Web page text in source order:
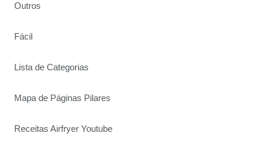
Outros
Fácil
Lista de Categorias
Mapa de Páginas Pilares
Receitas Airfryer Youtube